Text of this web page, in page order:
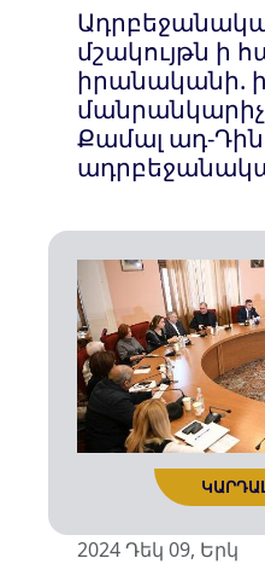
մշակույթն ի
իրանականի.
Քամալ ադ-
2024 Դեկ 09, Երկ